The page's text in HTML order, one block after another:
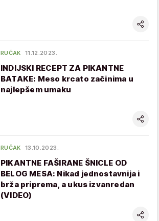
RUČAK 11.12.2023.
INDIJSKI RECEPT ZA PIKANTNE
BATAKE: Meso krcato začinima u
najlepšem umaku
RUČAK 13.10.2023.
PIKANTNE FAŠIRANE ŠNICLE OD
BELOG MESA: Nikad jednostavnija i
brža priprema, a ukus izvanredan
(VIDEO)